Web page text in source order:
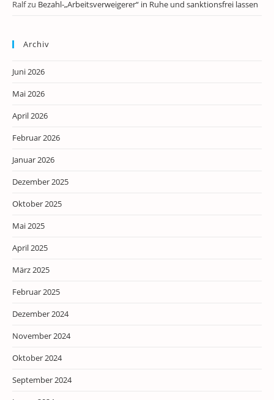
Ralfzu Bezahl-„Arbeitsverweigerer“ in Ruhe und sanktionsfrei lassen
Archiv
Juni 2026
Mai 2026
April 2026
Februar 2026
Januar 2026
Dezember 2025
Oktober 2025
Mai 2025
April 2025
März 2025
Februar 2025
Dezember 2024
November 2024
Oktober 2024
September 2024